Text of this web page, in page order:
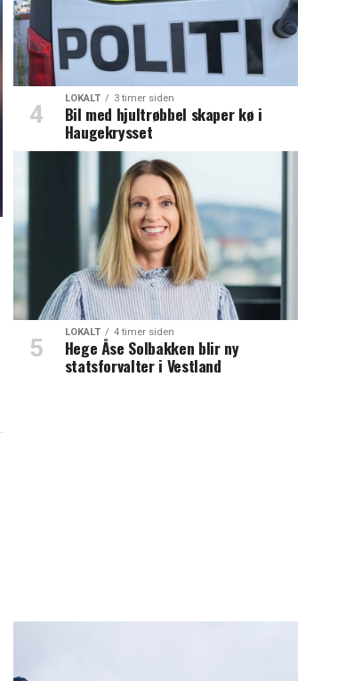
LOKALT 3 timer siden
Bil med hjultrøbbel skaper kø i
Haugekrysset
LOKALT 4 timer siden
Hege Åse Solbakken blir ny
statsforvalter i Vestland